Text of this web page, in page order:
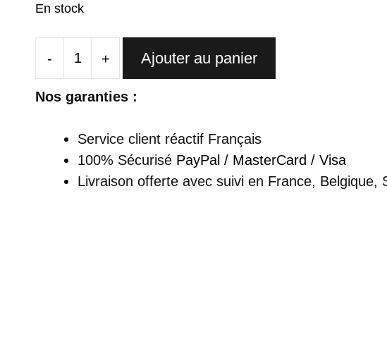
En stock
-
quantité
de
Traditionnelle
Dentelle
+ Ajouter au panier
Nos garanties :
Service client réactif Français
100% Sécurisé PayPal / MasterCard / Visa
Livraison offerteavec suivi en France, Belgique,